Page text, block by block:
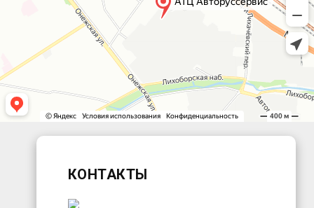
КОНТАКТЫ